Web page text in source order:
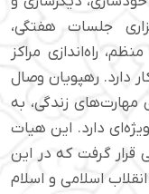
جلسات هفتگی،
راه‌اندازی مراکز
دارد. رهپویان وصال
مهارت‌های زندگی، به
دارد. این هیات
قرار گرفت که در این
به ۲۰۰ جانباز به انقلاب اسلامی و اسلام